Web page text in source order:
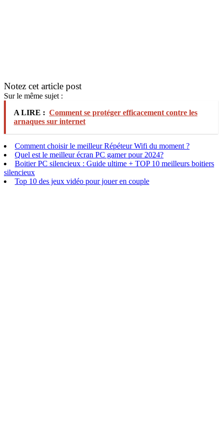
Notez cet article post
Sur le même sujet :
A LIRE : Comment se protéger efficacement contre les
arnaques sur internet
Comment choisir le meilleur Répéteur Wifi du moment ?
Quel est le meilleur écran PC gamer pour 2024?
Boitier PC silencieux : Guide ultime + TOP 10 meilleurs boitiers
silencieux
Top 10 des jeux vidéo pour jouer en couple